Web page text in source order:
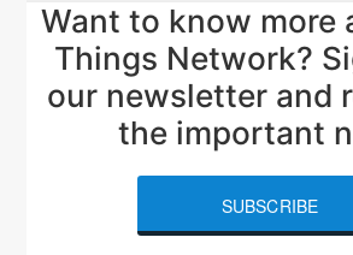
Want to know more
Things Network?
our newsletter and
the important
SUBSCRIBE